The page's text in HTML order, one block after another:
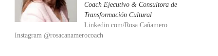
Coach Ejecutivo & Consultora de
Transformación Cultural
Linkedin.com/Rosa Cañamero
Instagram @rosacanamerocoach